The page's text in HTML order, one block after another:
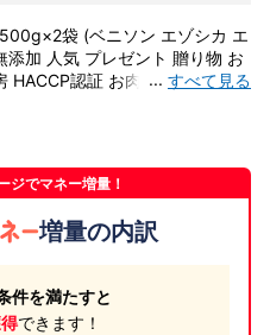
袋 (ベニソン エゾシカ エ
加 人気 プレゼント 贈り物 お
HACCP認証 お肉 肉 ジビエ ス
... すべて見る
ジでマネー増量！
増量の内訳
件を満たすと
できます！